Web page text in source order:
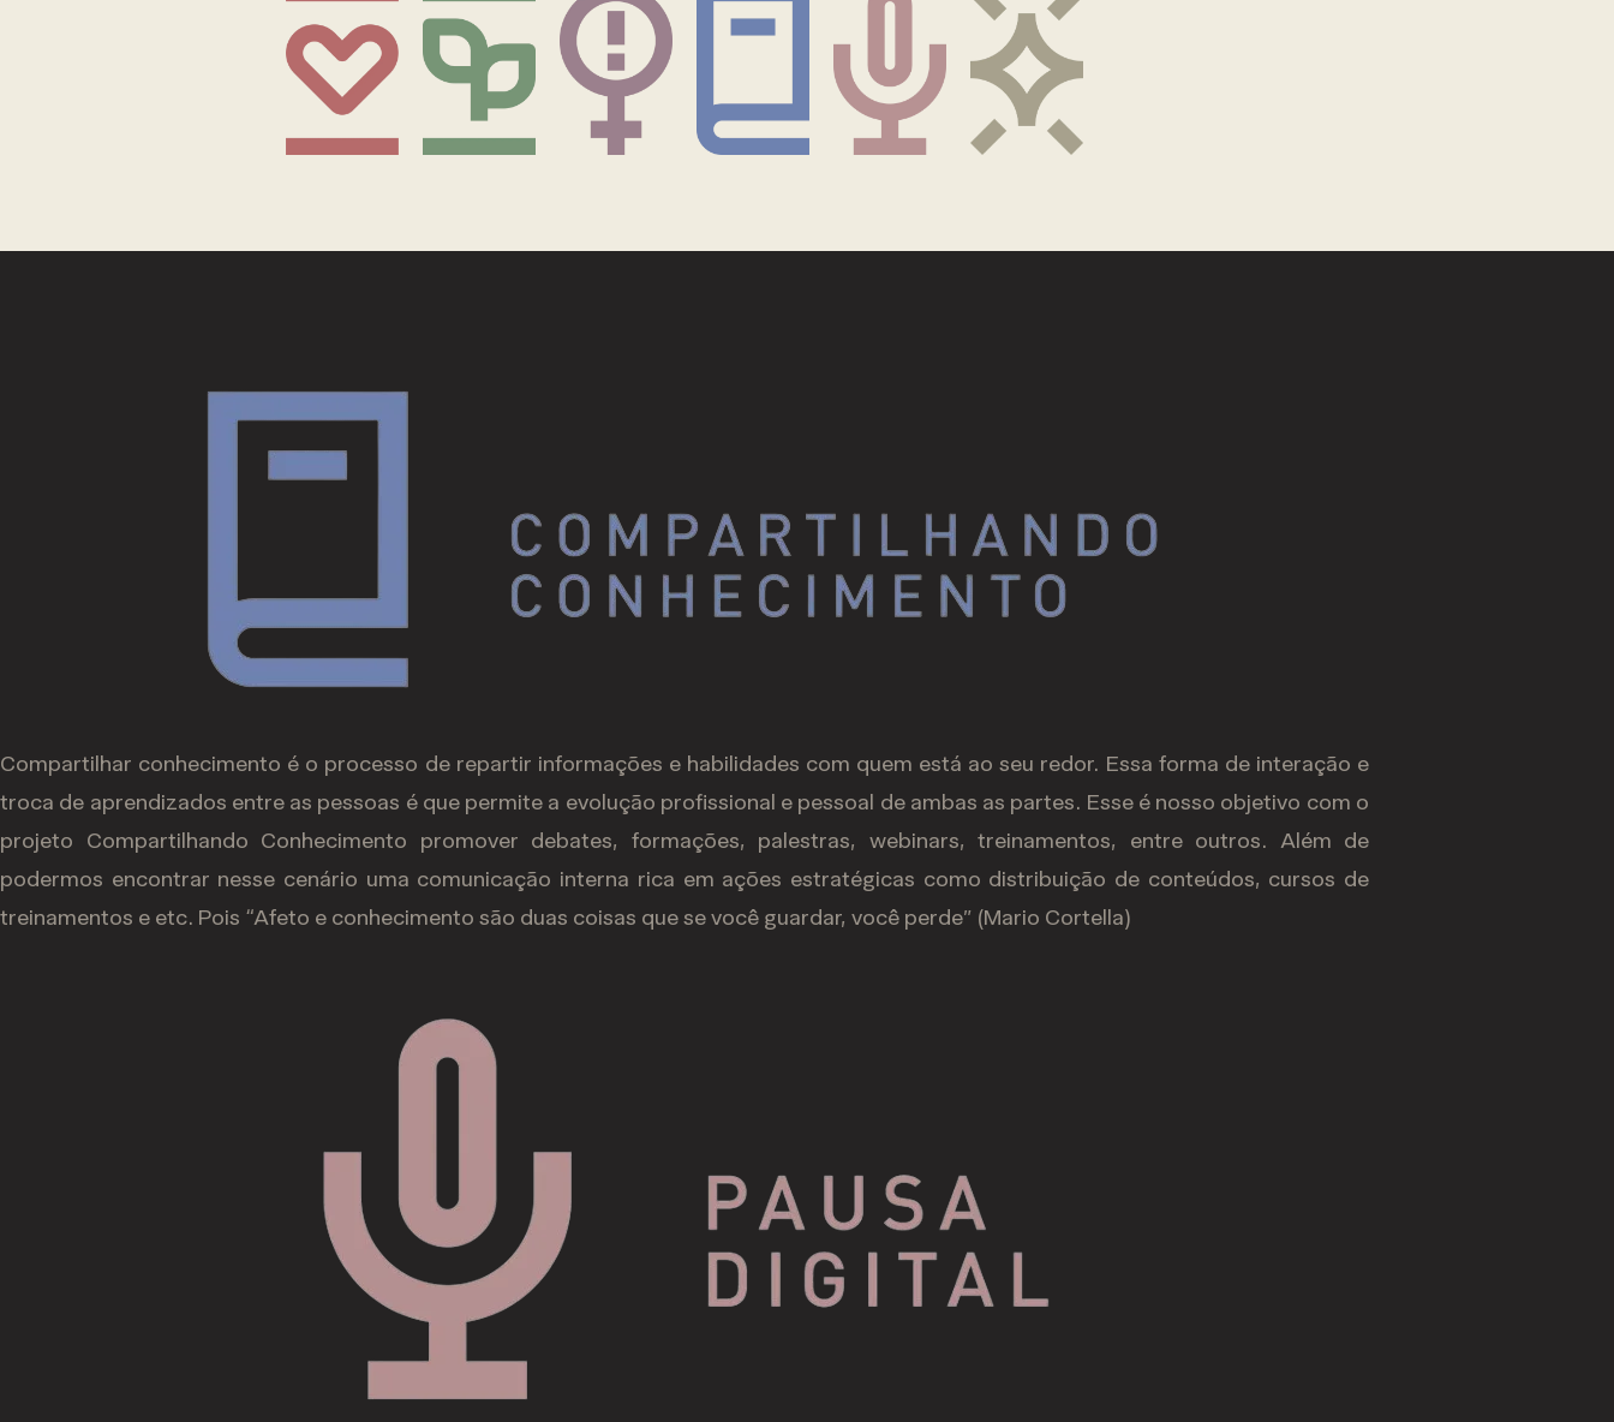
Compartilhar conhecimento é o processo de repartir informações e habilidades com quem está ao seu redor. Essa forma de interação e
troca de aprendizados entre as pessoas é que permite a evolução profissional e pessoal de ambas as partes. Esse é nosso objetivo com o
projeto Compartilhando Conhecimento promover debates, formações, palestras, webinars, treinamentos, entre outros. Além de
podermos encontrar nesse cenário uma comunicação interna rica em ações estratégicas como distribuição de conteúdos, cursos de
treinamentos e etc. Pois “Afeto e conhecimento são duas coisas que se você guardar, você perde” (Mario Cortella)